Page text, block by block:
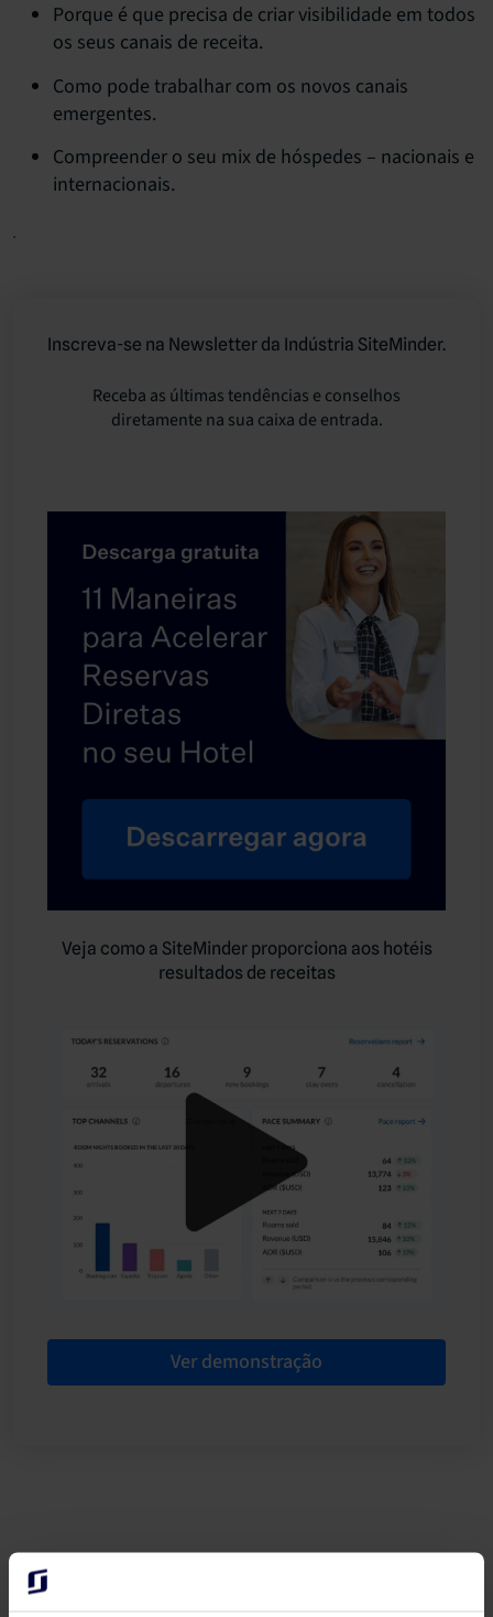
Porque é que precisa de criar visibilidade em todos
os seus canais de receita.
Como pode trabalhar com os novos canais
emergentes.
Compreender o seu mix de hóspedes – nacionais e
internacionais.
Inscreva-se na Newsletter da Indústria SiteMinder.
Receba as últimas tendências e conselhos
diretamente na sua caixa de entrada.
Veja como a SiteMinder proporciona aos hotéis
resultados de receitas
Ver demonstração
Outros artigos do centro de recursos